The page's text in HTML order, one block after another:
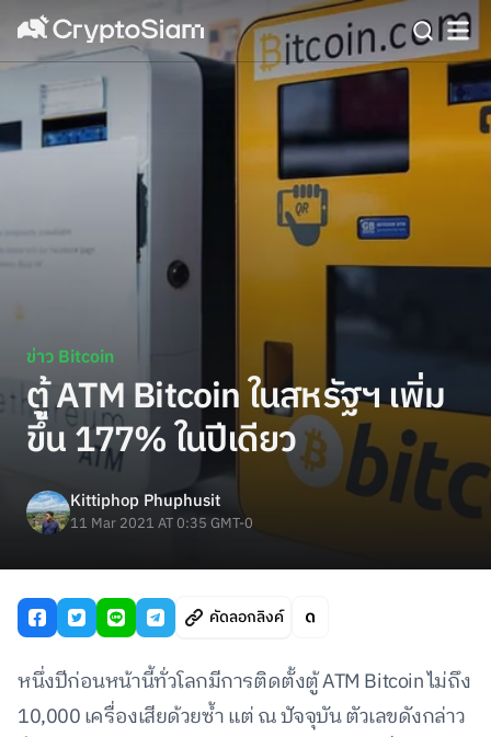
ข่าว Bitcoin
ตู้ ATM Bitcoin ในสหรัฐฯ เพิ่ม
ขึ้น 177% ในปีเดียว
Kittiphop Phuphusit
11 Mar 2021 AT 0:35 GMT-0
คัดลอกลิงค์
หนึ่งปีก่อนหน้านี้ทั่วโลกมีการติดตั้งตู้ ATM Bitcoin ไม่ถึง
10,000 เครื่องเสียด้วยซ้ำ แต่ ณ ปัจจุบัน ตัวเลขดังกล่าว